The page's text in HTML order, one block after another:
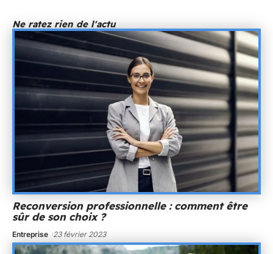
Ne ratez rien de l'actu
Reconversion professionnelle : comment être
sûr de son choix ?
Entreprise 23 février 2023